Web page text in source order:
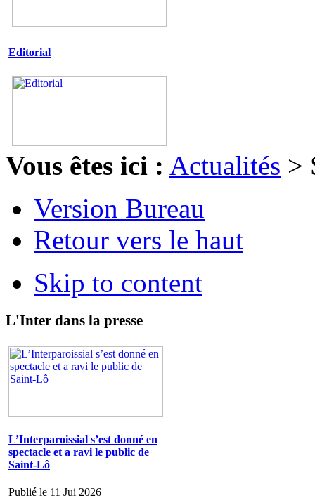
Editorial
Vous êtes ici : Actualités >
Version Bureau
Retour vers le haut
Skip to content
L'Inter dans la presse
L’Interparoissial s’est donné en
spectacle et a ravi le public de
Saint-Lô
Publié le 11 Jui 2026